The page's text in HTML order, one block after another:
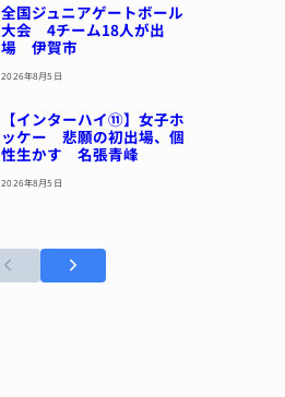
全国ジュニアゲートボール
大会 4チーム18人が出
場 伊賀市
2026年8月5日
【インターハイ⑪】女子ホ
ッケー 悲願の初出場、個
性生かす 名張青峰
2026年8月5日